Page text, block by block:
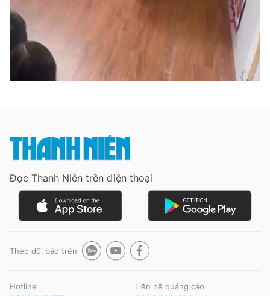
Đọc Thanh Niên trên điện thoại
Theo dõi báo trên
Hotline Liên hệ quảng cáo